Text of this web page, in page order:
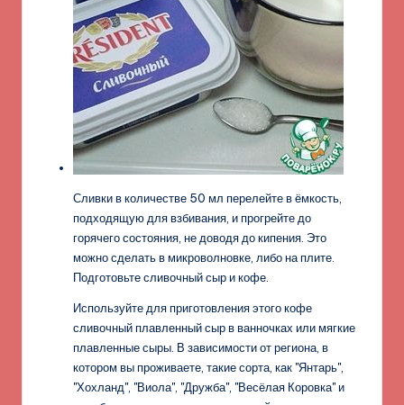
Сливки в количестве 50 мл перелейте в ёмкость,
подходящую для взбивания, и прогрейте до
горячего состояния, не доводя до кипения. Это
можно сделать в микроволновке, либо на плите.
Подготовьте сливочный сыр и кофе.
Используйте для приготовления этого кофе
сливочный плавленный сыр в ванночках или мягкие
плавленные сыры. В зависимости от региона, в
котором вы проживаете, такие сорта, как "Янтарь",
"Хохланд", "Виола", "Дружба", "Весёлая Коровка" и